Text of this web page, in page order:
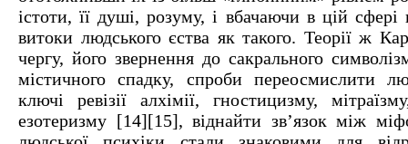
істоти, її душі, розуму, і вбачаючи в цій сфері
витоки людського єства як такого. Теорії ж
чергу, його звернення до сакрального
містичного спадку, спроби переосмислити
ключі ревізії алхімії, гностицизму,
езотеризму [14][15], віднайти зв’язок між